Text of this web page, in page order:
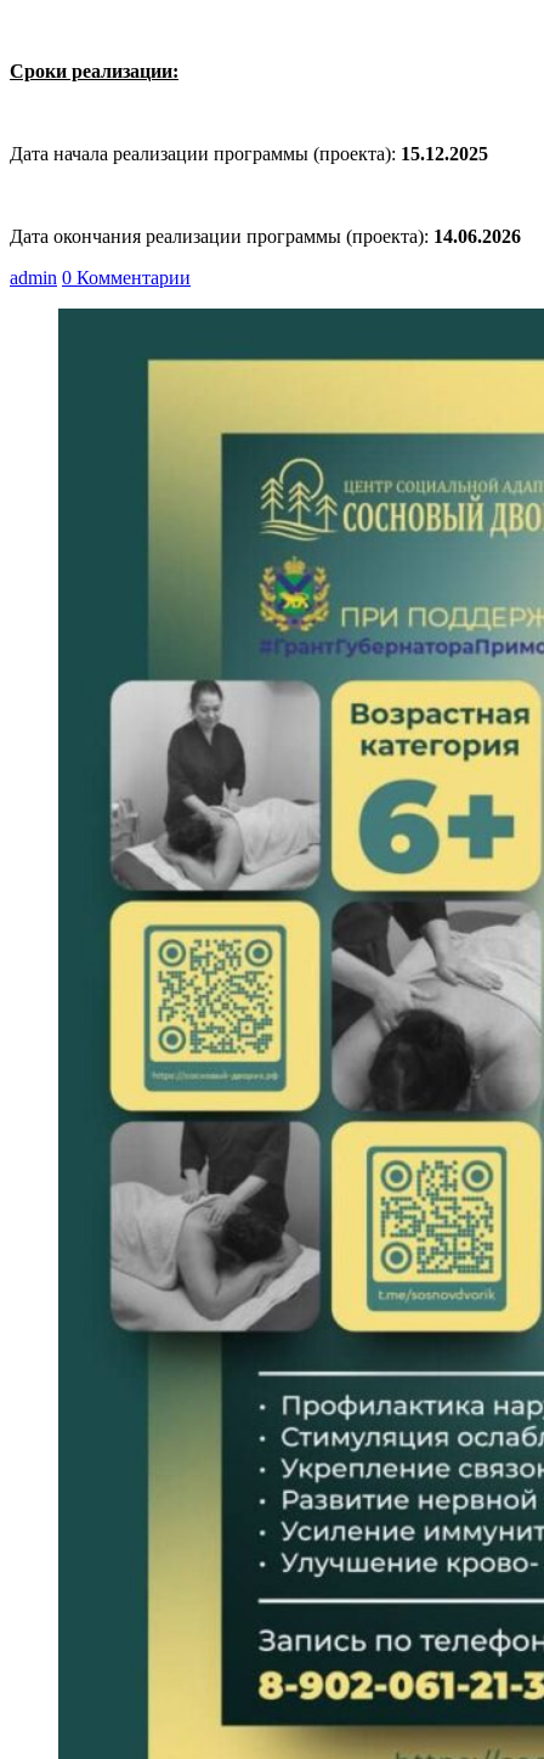
Сроки реализации:
Дата начала реализации программы (проекта): 15.12.2025
Дата окончания реализации программы (проекта): 14.06.2026
admin 0 Комментарии